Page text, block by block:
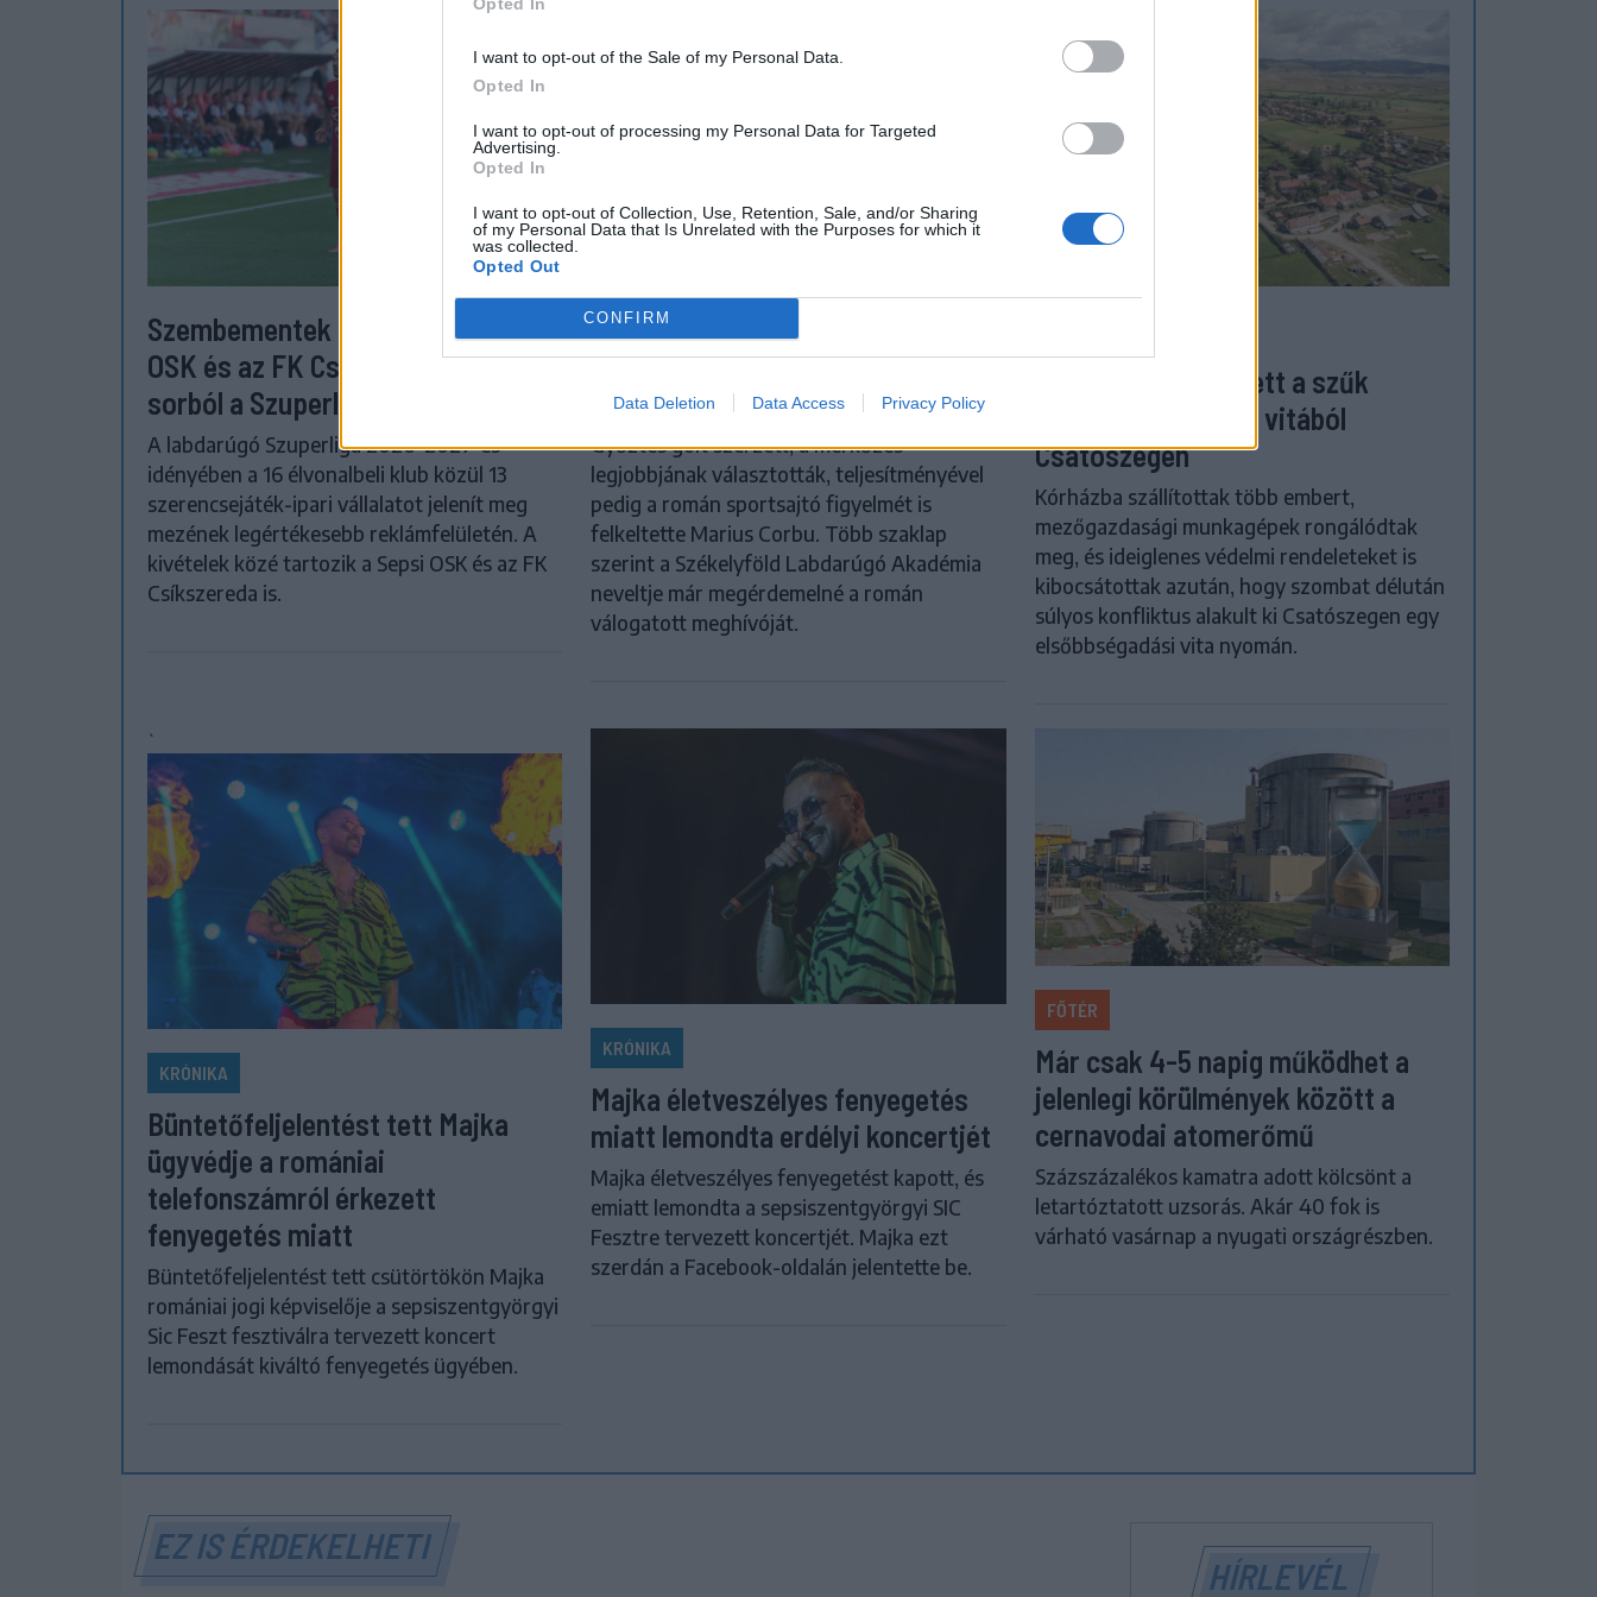
I want to opt-out of the Sale of my Personal Data.
Opted In
I want to opt-out of processing my Personal Data for Targeted
Advertising.
Opted In
I want to opt-out of Collection, Use, Retention, Sale, and/or Sharing
of my Personal Data that Is Unrelated with the Purposes for which it
was collected.
Opted Out
CONFIRM
Data Deletion Data Access Privacy Policy
Szembementek a trenddel: a Sepsi
OSK és az FK Csíkszereda kilóg a
sorból a Szuperligában
A labdarúgó Szuperliga 2026–2027-es
idényében a 16 élvonalbeli klub közül 13
szerencsejáték-ipari vállalatot jelenít meg
mezének legértékesebb reklámfelületén. A
kivételek közé tartozik a Sepsi OSK és az FK
Csíkszereda is.
Corbu góljától hangos a román és
a magyar sajtó, válogatott
meghívót sürgetnek
Győztes gólt szerzett, a mérkőzés
legjobbjának választották, teljesítményével
pedig a román sportsajtó figyelmét is
felkeltette Marius Corbu. Több szaklap
szerint a Székelyföld Labdarúgó Akadémia
neveltje már megérdemelné a román
válogatott meghívóját.
Tömegverekedés lett a szűk
mezőgazdasági úti vitából
Csatószegen
Kórházba szállítottak több embert,
mezőgazdasági munkagépek rongálódtak
meg, és ideiglenes védelmi rendeleteket is
kibocsátottak azután, hogy szombat délután
súlyos konfliktus alakult ki Csatószegen egy
elsőbbségadási vita nyomán.
`
KRÓNIKA
Büntetőfeljelentést tett Majka
ügyvédje a romániai
telefonszámról érkezett
fenyegetés miatt
Büntetőfeljelentést tett csütörtökön Majka
romániai jogi képviselője a sepsiszentgyörgyi
Sic Feszt fesztiválra tervezett koncert
lemondását kiváltó fenyegetés ügyében.
KRÓNIKA
Majka életveszélyes fenyegetés
miatt lemondta erdélyi koncertjét
Majka életveszélyes fenyegetést kapott, és
emiatt lemondta a sepsiszentgyörgyi SIC
Fesztre tervezett koncertjét. Majka ezt
szerdán a Facebook-oldalán jelentette be.
FŐTÉR
Már csak 4-5 napig működhet a
jelenlegi körülmények között a
cernavodai atomerőmű
Százszázalékos kamatra adott kölcsönt a
letartóztatott uzsorás. Akár 40 fok is
várható vasárnap a nyugati országrészben.
EZ IS ÉRDEKELHETI
HÍRLEVÉL